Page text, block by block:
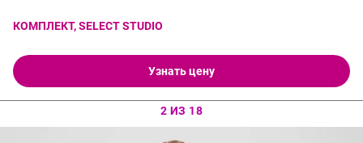
КОМПЛЕКТ, SELECT STUDIO
Узнать цену
2 ИЗ 18